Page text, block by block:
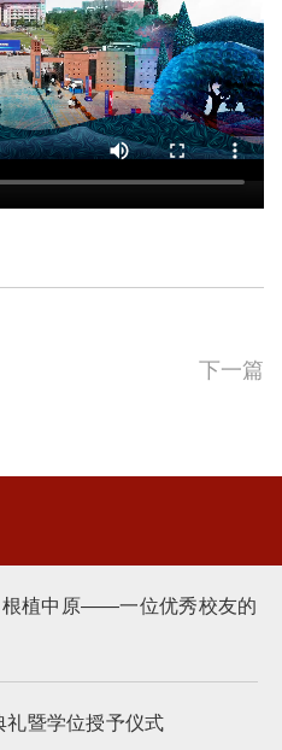
下一篇
根植中原——一位优秀校友的
暨学位授予仪式